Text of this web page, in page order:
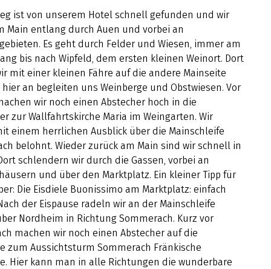
ist von unserem Hotel schnell gefunden und wir
Main entlang durch Auen und vorbei an
Es geht durch Felder und Wiesen, immer am
bis nach Wipfeld, dem ersten kleinen Weinort. Dort
mit einer kleinen Fähre auf die andere Mainseite
hier an begleiten uns Weinberge und Obstwiesen. Vor
wir noch einen Abstecher hoch in die
zur Wallfahrtskirche Maria im Weingarten. Wir
einem herrlichen Ausblick über die Mainschleife
belohnt. Wieder zurück am Main sind wir schnell in
schlendern wir durch die Gassen, vorbei an
und über den Marktplatz. Ein kleiner Tipp für
Die Eisdiele Buonissimo am Marktplatz: einfach
der Eispause radeln wir an der Mainschleife
Nordheim in Richtung Sommerach. Kurz vor
machen wir noch einen Abstecher auf die
zum Aussichtsturm Sommerach Fränkische
Hier kann man in alle Richtungen die wunderbare